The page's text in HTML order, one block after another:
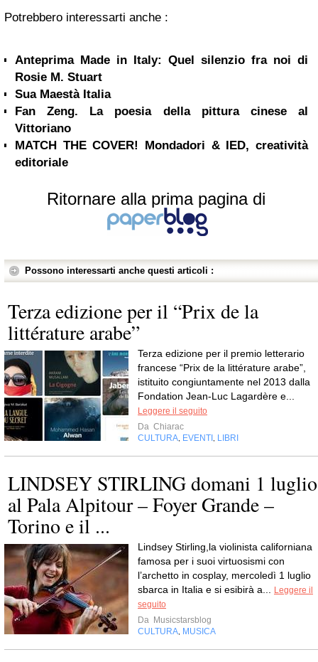
Potrebbero interessarti anche :
Anteprima Made in Italy: Quel silenzio fra noi di
Rosie M. Stuart
Sua Maestà Italia
Fan Zeng. La poesia della pittura cinese al
Vittoriano
MATCH THE COVER! Mondadori & IED, creatività
editoriale
Ritornare alla prima pagina di
Possono interessarti anche questi articoli :
Terza edizione per il “Prix de la
littérature arabe”
Terza edizione per il premio letterario
francese “Prix de la littérature arabe”,
istituito congiuntamente nel 2013 dalla
Fondation Jean-Luc Lagardère e...
Leggere il seguito
Da Chiarac
CULTURA EVENTI LIBRI
LINDSEY STIRLING domani 1 luglio
al Pala Alpitour – Foyer Grande –
Torino e il ...
Lindsey Stirling,la violinista californiana
famosa per i suoi virtuosismi con
l’archetto in cosplay, mercoledì 1 luglio
sbarca in Italia e si esibirà a...
Leggere il
seguito
Da Musicstarsblog
CULTURA MUSICA